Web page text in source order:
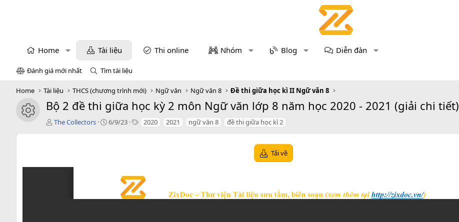
Home Tài liệu Thi online Nhóm Blog Diễn đàn
Đánh giá mới nhất Tìm tài liệu
Home Tài liệu THCS (chương trình mới) Ngữ văn Ngữ văn 8 Đề thi giữa học kì II Ngữ văn 8
icon tài liệu
Bộ 2 đề thi giữa học kỳ 2 môn Ngữ văn lớp 8 năm học 2020 - 2021 (giải chi tiết)
T
ả
The Collectors
C
6/9/23
T 2020 2021 ngữ văn 8 đề thi giữa học kì 2
Tải về